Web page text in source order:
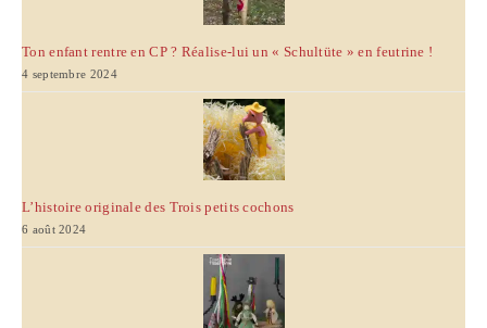
Ton enfant rentre en CP ? Réalise-lui un « Schultüte » en feutrine !
4 septembre 2024
L’histoire originale des Trois petits cochons
6 août 2024